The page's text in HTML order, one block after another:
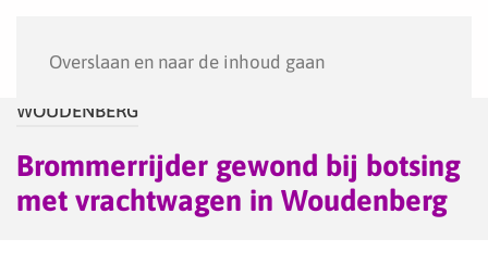
Overslaan en naar de inhoud gaan
WOUDENBERG
Brommerrijder gewond bij botsing
met vrachtwagen in Woudenberg